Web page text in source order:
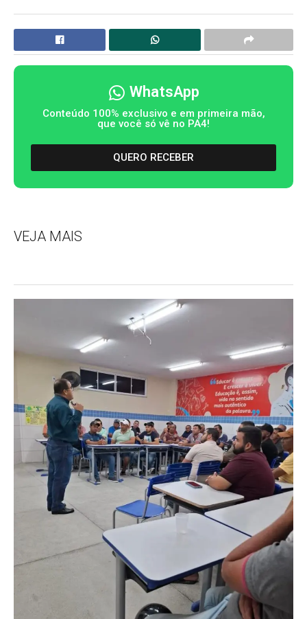
WhatsApp
Conteúdo 100% exclusivo e em primeira mão,
que você só vê no PA4!
QUERO RECEBER
VEJA MAIS